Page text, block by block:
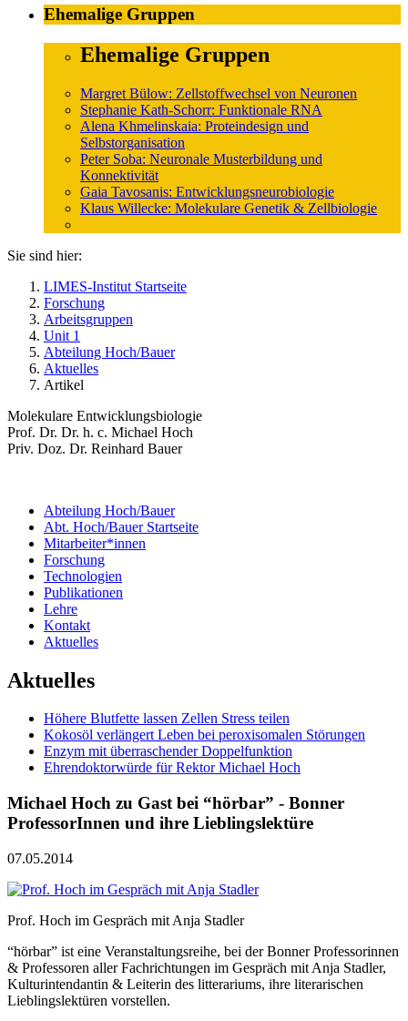
Ehemalige Gruppen
Ehemalige Gruppen
Margret Bülow: Zellstoffwechsel von Neuronen
Stephanie Kath-Schorr: Funktionale RNA
Alena Khmelinskaia: Proteindesign und
Selbstorganisation
Peter Soba: Neuronale Musterbildung und
Konnektivität
Gaia Tavosanis: Entwicklungsneurobiologie
Klaus Willecke: Molekulare Genetik & Zellbiologie
Sie sind hier:
LIMES-Institut Startseite
Forschung
Arbeitsgruppen
Unit 1
Abteilung Hoch/Bauer
Aktuelles
Artikel
Molekulare Entwicklungsbiologie
Prof. Dr. Dr. h. c. Michael Hoch
Priv. Doz. Dr. Reinhard Bauer
Abteilung Hoch/Bauer
Abt. Hoch/Bauer Startseite
Mitarbeiter*innen
Forschung
Technologien
Publikationen
Lehre
Kontakt
Aktuelles
Aktuelles
Höhere Blutfette lassen Zellen Stress teilen
Kokosöl verlängert Leben bei peroxisomalen Störungen
Enzym mit überraschender Doppelfunktion
Ehrendoktorwürde für Rektor Michael Hoch
Michael Hoch zu Gast bei “hörbar” - Bonner
ProfessorInnen und ihre Lieblingslektüre
07.05.2014
Prof. Hoch im Gespräch mit Anja Stadler
“hörbar” ist eine Veranstaltungsreihe, bei der Bonner Professorinnen
& Professoren aller Fachrichtungen im Gespräch mit Anja Stadler,
Kulturintendantin & Leiterin des litterariums, ihre literarischen
Lieblingslektüren vorstellen.